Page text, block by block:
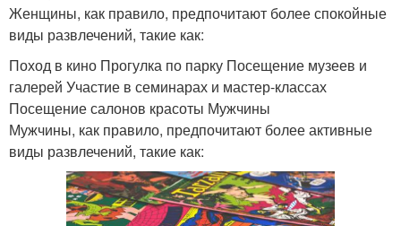
Женщины, как правило, предпочитают более спокойные
виды развлечений, такие как:
Поход в кино Прогулка по парку Посещение музеев и
галерей Участие в семинарах и мастер-классах
Посещение салонов красоты Мужчины
Мужчины, как правило, предпочитают более активные
виды развлечений, такие как: